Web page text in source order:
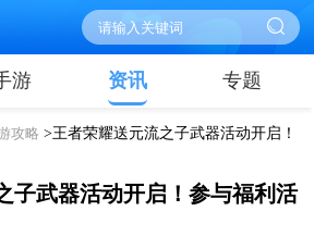
游 资讯 专题
攻略 >王者荣耀送元流之子武器活动开启！
子武器活动开启！参与福利活